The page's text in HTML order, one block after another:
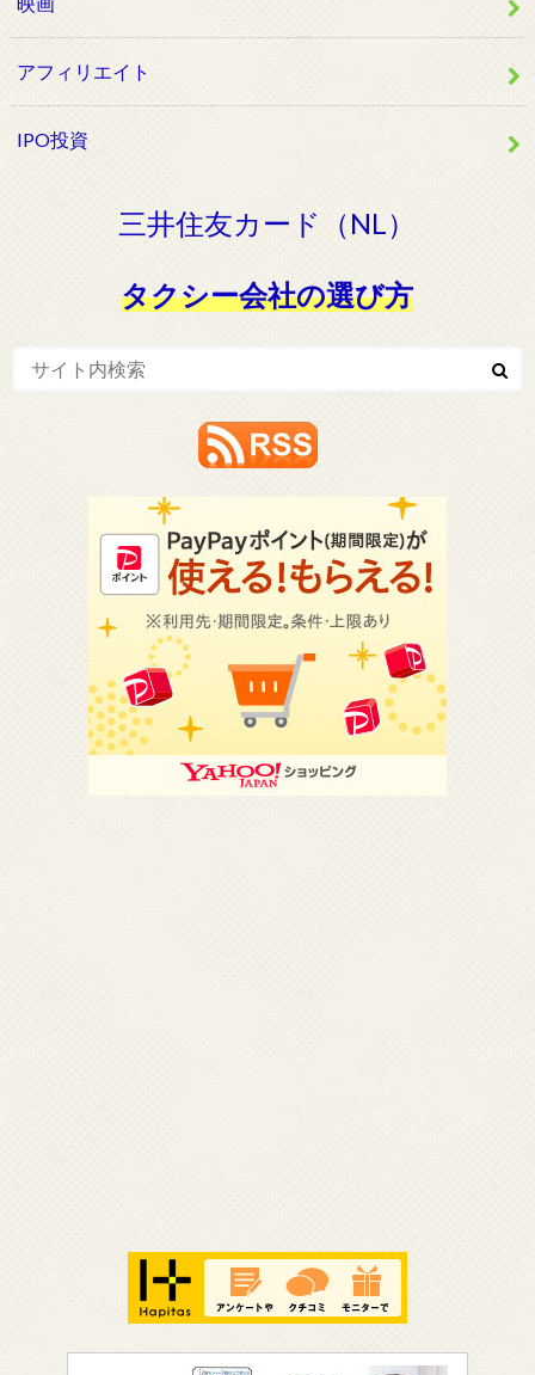
アフィリエイト
IPO投資
三井住友カード（NL）
タクシー会社の選び方